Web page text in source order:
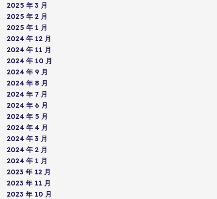
2025 年 3 月
2025 年 2 月
2025 年 1 月
2024 年 12 月
2024 年 11 月
2024 年 10 月
2024 年 9 月
2024 年 8 月
2024 年 7 月
2024 年 6 月
2024 年 5 月
2024 年 4 月
2024 年 3 月
2024 年 2 月
2024 年 1 月
2023 年 12 月
2023 年 11 月
2023 年 10 月